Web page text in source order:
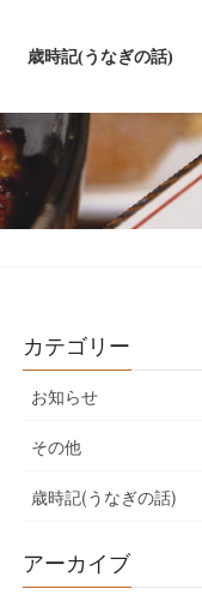
歳時記(うなぎの話)
カテゴリー
お知らせ
その他
歳時記(うなぎの話)
アーカイブ